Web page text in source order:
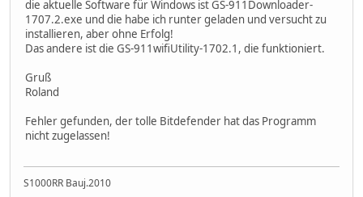
die aktuelle Software für Windows ist GS-911Downloader-
1707.2.exe und die habe ich runter geladen und versucht zu
installieren, aber ohne Erfolg!
Das andere ist die GS-911wifiUtility-1702.1, die funktioniert.
Gruß
Roland
Fehler gefunden, der tolle Bitdefender hat das Programm
nicht zugelassen!
S1000RR Bauj.2010